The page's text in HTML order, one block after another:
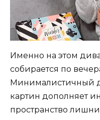
Именно на этом
собирается по
Минималистичный
картин дополняет
пространство